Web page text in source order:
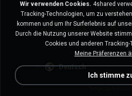
Meine persönlichen Daten
Meine persönlichen Daten
Deutsch
Wir verwenden Cookies. 4shared
Tracking-Technologien, um zu
kommen und um Ihr Surferlebnis auf
Durch die Nutzung unserer Website
Cookies und anderen
Meine Präferenzen
Ich stimme